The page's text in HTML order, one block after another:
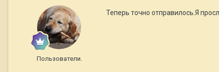
Пользователи.
Теперь точно отправилось.Я